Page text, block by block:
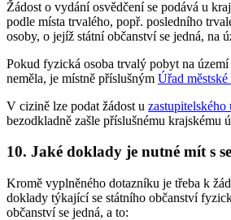
Žádost o vydání osvědčení se podává u
podle místa trvalého, popř. posledního
osoby, o jejíž státní občanství se jedná, na
Pokud fyzická osoba trvalý pobyt na
neměla, je místně příslušným Úřad městské
V cizině lze podat žádost u zastupitelského
bezodkladně zašle příslušnému krajskému
10. Jaké doklady je nutné mít s
Kromě vyplněného dotazníku je třeba k
doklady týkající se státního občanství
občanství se jedná, a to: